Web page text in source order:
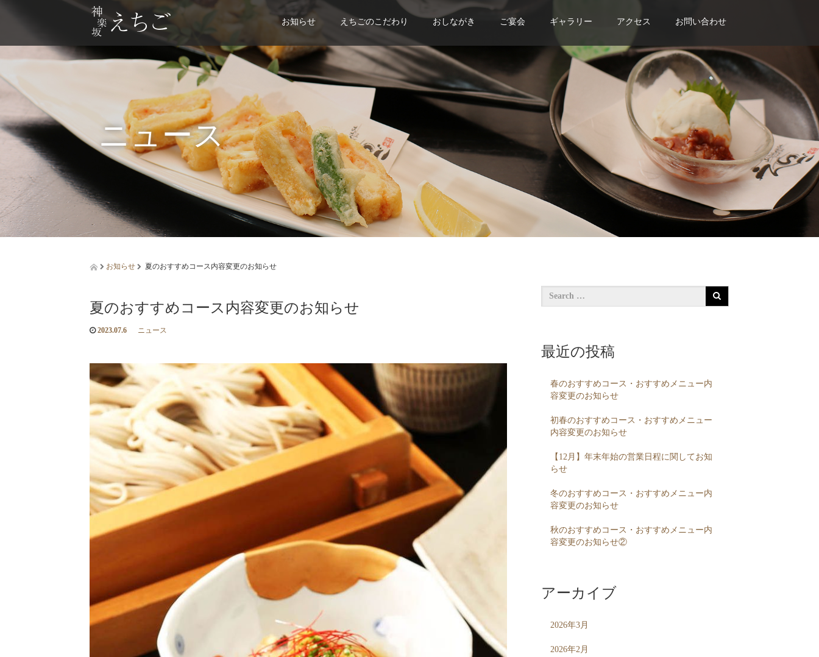
お知らせ えちごのこだわり おしながき ご宴会 ギャラリー アクセス お問い合わせ
ニュース
お知らせ 夏のおすすめコース内容変更のお知らせ
夏のおすすめコース内容変更のお知らせ
2023.07.6 ニュース
最近の投稿
春のおすすめコース・おすすめメニュー内
容変更のお知らせ
初春のおすすめコース・おすすめメニュー
内容変更のお知らせ
【12月】年末年始の営業日程に関してお知
らせ
冬のおすすめコース・おすすめメニュー内
容変更のお知らせ
秋のおすすめコース・おすすめメニュー内
容変更のお知らせ②
アーカイブ
2026年3月
2026年2月